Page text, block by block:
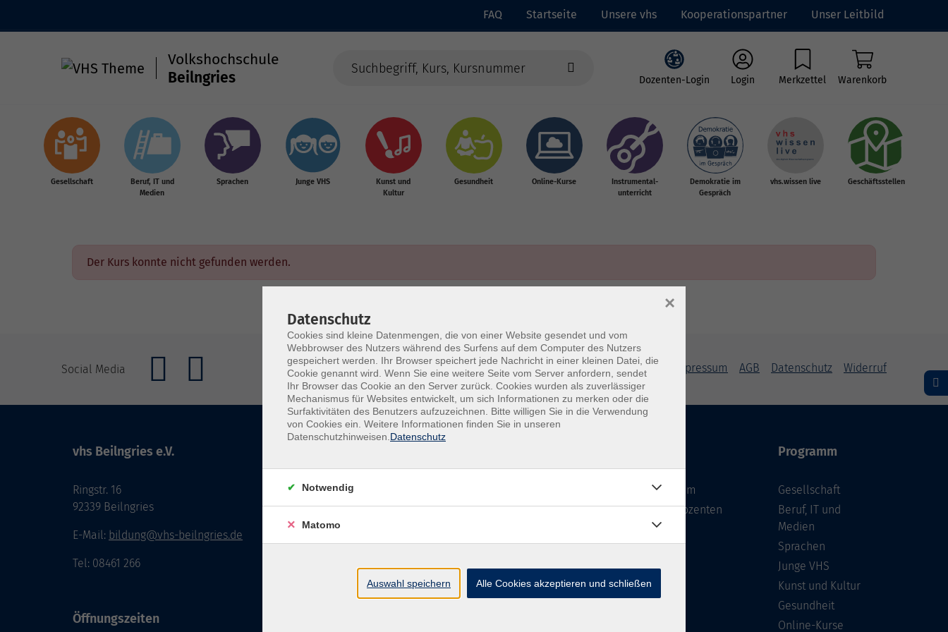
FAQ Startseite Unsere vhs Kooperationspartner Unser Leitbild
Volkshochschule
Beilngries
Dozenten-Login Login Merkzettel Warenkorb
Gesellschaft
Beruf, IT und
Medien
Sprachen Junge VHS
Kunst und
Kultur
Gesundheit Online-Kurse
Instrumental-
unterricht
Demokratie im
Gespräch
vhs.wissen live Geschäftsstellen
Der Kurs konnte nicht gefunden werden.
Social Media Impressum AGB Datenschutz Widerruf
vhs Beilngries e.V.
Ringstr. 16
92339 Beilngries
E-Mail: bildung@vhs-beilngries.de
Tel: 08461 266
Öffnungszeiten
Unser Team
Unsere Dozenten
Gebäude
Programm
Gesellschaft
Beruf, IT und
Medien
Sprachen
Junge VHS
Kunst und Kultur
Gesundheit
Online-Kurse
Datenschutz
Cookies sind kleine Datenmengen, die von einer Website gesendet und vom
Webbrowser des Nutzers während des Surfens auf dem Computer des Nutzers
gespeichert werden. Ihr Browser speichert jede Nachricht in einer kleinen Datei, die
Cookie genannt wird. Wenn Sie eine weitere Seite vom Server anfordern, sendet
Ihr Browser das Cookie an den Server zurück. Cookies wurden als zuverlässiger
Mechanismus für Websites entwickelt, um sich Informationen zu merken oder die
Surfaktivitäten des Benutzers aufzuzeichnen. Bitte willigen Sie in die Verwendung
von Cookies ein. Weitere Informationen finden Sie in unseren
Datenschutzhinweisen. Datenschutz
×
Notwendig
Matomo
Auswahl speichern Alle Cookies akzeptieren und schließen